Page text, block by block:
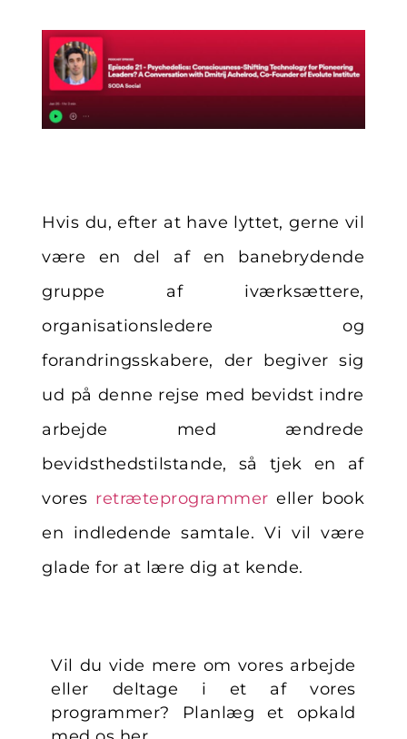
Hvis du, efter at have lyttet, gerne vil
være en del af en banebrydende
gruppe af iværksættere,
organisationsledere og
forandringsskabere, der begiver sig
ud på denne rejse med bevidst indre
arbejde med ændrede
bevidsthedstilstande, så tjek en af
vores retræteprogrammer eller book
en indledende samtale. Vi vil være
glade for at lære dig at kende.
Vil du vide mere om vores arbejde
eller deltage i et af vores
programmer? Planlæg et opkald